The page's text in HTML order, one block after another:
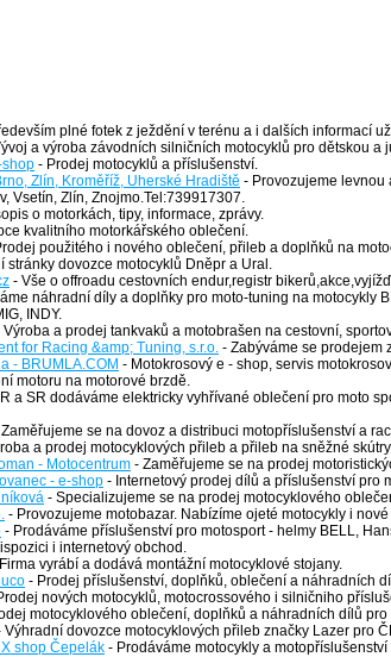
plné fotek z ježdění v terénu a i dalších informací
a výroba závodních silničních motocyklů pro dětskou a
shop - Prodej motocyklů a příslušenství.
Zlín, Kroměříž, Uherské Hradiště - Provozujeme levnou
Vsetín, Zlín, Znojmo.Tel:739917307.
o motorkách, tipy, informace, zprávy.
kvalitního motorkářského oblečení.
použitého i nového oblečení, přileb a doplňků na
stránky dovozce motocyklů Dněpr a Ural.
- Vše o offroadu cestovních endur,registr
náhradní díly a doplňky pro moto-tuning na motocykly
INDY.
Výroba a prodej tankvaků a motobrašen na cestovní,
for Racing &amp; Tuning, s.r.o. - Zabýváme se prodejem
- BRUMLA.COM - Motokrosový e - shop, servis
motoru na motorové brzdě.
a SR dodáváme elektricky vyhřívané oblečení pro moto
se na dovoz a distribuci motopříslušenství a
a prodej motocyklových přileb a přileb na sněžné skútry.
- Motocentrum - Zaměřujeme se na prodej
- e-shop - Internetový prodej dílů a příslušenství pro
- Specializujeme se na prodej motocyklového
- Provozujeme motobazar. Nabízíme ojeté motocykly i
- Prodáváme příslušenství pro motosport - helmy BELL,
i internetový obchod.
vyrábí a dodává montážní motocyklové stojany.
- Prodej příslušenství, doplňků, oblečení a náhradních
nových motocyklů, motocrossového i silničniho
motocyklového oblečení, doplňků a náhradních dílů pro
Výhradní dovozce motocyklových přileb značky Lazer pro
shop Čepelák - Prodáváme motocykly a